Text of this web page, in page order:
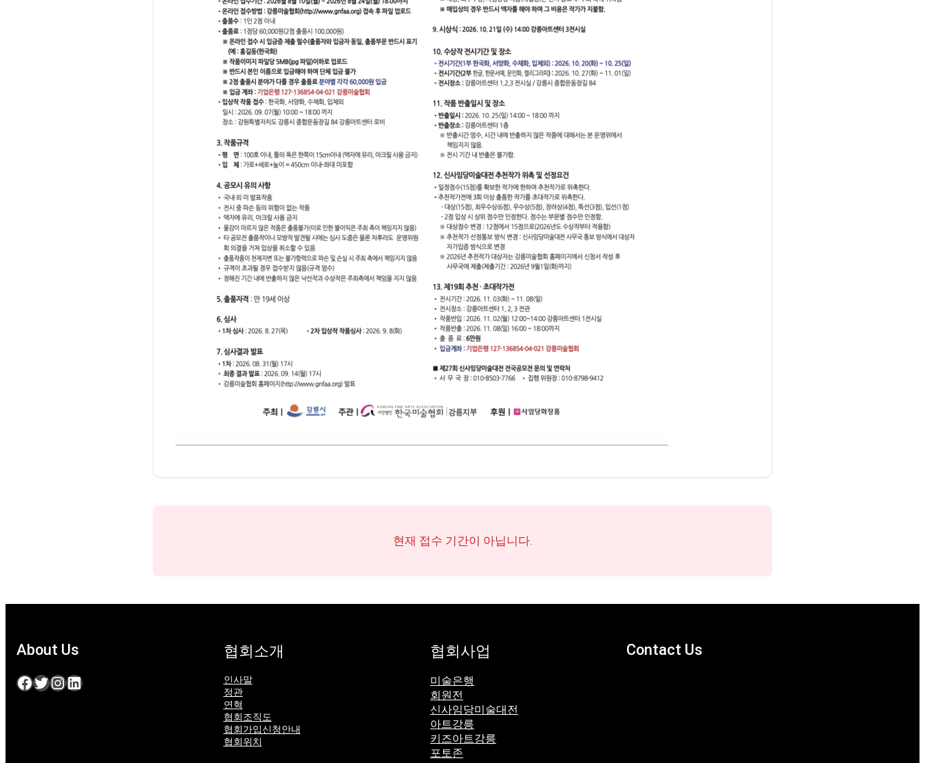
현재 접수 기간이 아닙니다.
About Us
Facebook Twitter InstagramLinkedIn
협회소개
인사말
정관
연혁
협회조직도
협회가입신청안내
협회위치
협회사업
미술은행
회원전
신사임당미술대전
아트강릉
키즈아트강릉
포토존
Contact Us